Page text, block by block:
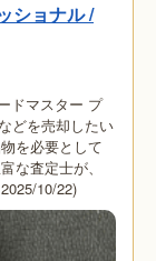
ショナル /
ドマスター プ
どを売却したい
を必要として
な査定士が、
10/22)